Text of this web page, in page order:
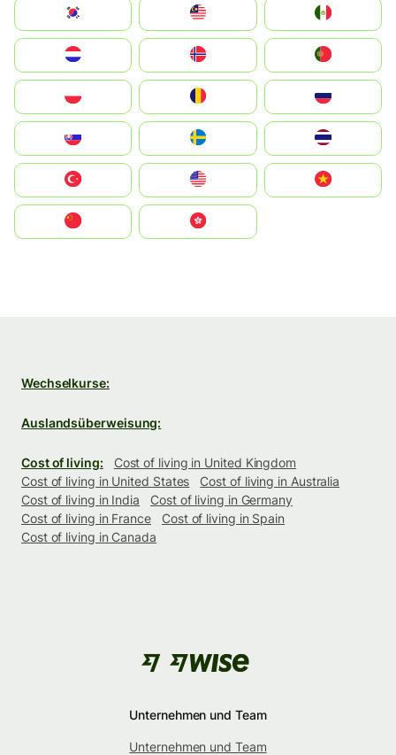
South Korea
United States
中國香港特別行政區
Wechselkurse:
Auslandsüberweisung:
Cost of living:
Cost of living in United Kingdom
Cost of living in United States
Cost of living in Australia
Cost of living in India
Cost of living in Germany
Cost of living in France
Cost of living in Spain
Cost of living in Canada
Unternehmen und Team
Unternehmen und Team